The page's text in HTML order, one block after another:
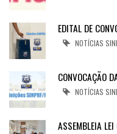
EDITAL DE
NOTÍCIAS
CONVOCAÇÃO
NOTÍCIAS
ASSEMBLEIA